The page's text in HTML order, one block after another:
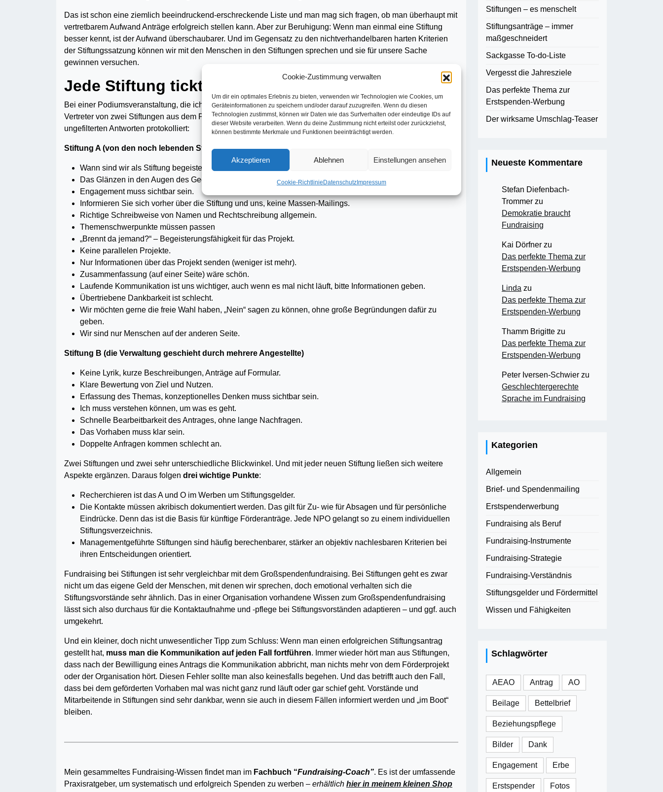
Cookie-Zustimmung verwalten
Um dir ein optimales Erlebnis zu bieten, verwenden wir Technologien wie Cookies, um
Geräteinformationen zu speichern und/oder darauf zuzugreifen. Wenn du diesen
Technologien zustimmst, können wir Daten wie das Surfverhalten oder eindeutige IDs auf
dieser Website verarbeiten. Wenn du deine Zustimmung nicht erteilst oder zurückziehst,
können bestimmte Merkmale und Funktionen beeinträchtigt werden.
Akzeptieren Ablehnen Einstellungen ansehen
Cookie-Richtlinie DatenschutzImpressum
Das ist schon eine ziemlich beeindruckend-erschreckende Liste und man mag sich fragen, ob man überhaupt mit
vertretbarem Aufwand Anträge erfolgreich stellen kann. Aber zur Beruhigung: Wenn man einmal eine Stiftung
besser kennt, ist der Aufwand überschaubarer. Und im Gegensatz zu den nichtverhandelbaren harten Kriterien
der Stiftungssatzung können wir mit den Menschen in den Stiftungen sprechen und sie für unsere Sache
gewinnen versuchen.
Jede Stiftung tickt eigenständig
Bei einer Podiumsveranstaltung, die ich einmal für Leitungskräfte meines Arbeitgebers mit gestaltete, wurden
Vertreter von zwei Stiftungen aus dem Publikum gefragt, was ihre Förderentscheidung beeinflusst. Hier sind die
ungefilterten Antworten protokolliert:
Stiftung A (von den noch lebenden Stiftern geführt)
Wann sind wir als Stiftung begeistert?
Das Glänzen in den Augen des Gegenübers muss zu sehen und spürbar sein.
Engagement muss sichtbar sein.
Informieren Sie sich vorher über die Stiftung und uns, keine Massen-Mailings.
Richtige Schreibweise von Namen und Rechtschreibung allgemein.
Themenschwerpunkte müssen passen
„Brennt da jemand?“ – Begeisterungsfähigkeit für das Projekt.
Keine parallelen Projekte.
Nur Informationen über das Projekt senden (weniger ist mehr).
Zusammenfassung (auf einer Seite) wäre schön.
Laufende Kommunikation ist uns wichtiger, auch wenn es mal nicht läuft, bitte Informationen geben.
Übertriebene Dankbarkeit ist schlecht.
Wir möchten gerne die freie Wahl haben, „Nein“ sagen zu können, ohne große Begründungen dafür zu
geben.
Wir sind nur Menschen auf der anderen Seite.
Stiftung B (die Verwaltung geschieht durch mehrere Angestellte)
Keine Lyrik, kurze Beschreibungen, Anträge auf Formular.
Klare Bewertung von Ziel und Nutzen.
Erfassung des Themas, konzeptionelles Denken muss sichtbar sein.
Ich muss verstehen können, um was es geht.
Schnelle Bearbeitbarkeit des Antrages, ohne lange Nachfragen.
Das Vorhaben muss klar sein.
Doppelte Anfragen kommen schlecht an.
Zwei Stiftungen und zwei sehr unterschiedliche Blickwinkel. Und mit jeder neuen Stiftung ließen sich weitere
Aspekte ergänzen. Daraus folgen drei wichtige Punkte:
Recherchieren ist das A und O im Werben um Stiftungsgelder.
Die Kontakte müssen akribisch dokumentiert werden. Das gilt für Zu- wie für Absagen und für persönliche
Eindrücke. Denn das ist die Basis für künftige Förderanträge. Jede NPO gelangt so zu einem individuellen
Stiftungsverzeichnis.
Managementgeführte Stiftungen sind häufig berechenbarer, stärker an objektiv nachlesbaren Kriterien bei
ihren Entscheidungen orientiert.
Fundraising bei Stiftungen ist sehr vergleichbar mit dem Großspendenfundraising. Bei Stiftungen geht es zwar
nicht um das eigene Geld der Menschen, mit denen wir sprechen, doch emotional verhalten sich die
Stiftungsvorstände sehr ähnlich. Das in einer Organisation vorhandene Wissen zum Großspendenfundraising
lässt sich also durchaus für die Kontaktaufnahme und -pflege bei Stiftungsvorständen adaptieren – und ggf. auch
umgekehrt.
Und ein kleiner, doch nicht unwesentlicher Tipp zum Schluss: Wenn man einen erfolgreichen Stiftungsantrag
gestellt hat, muss man die Kommunikation auf jeden Fall fortführen. Immer wieder hört man aus Stiftungen,
dass nach der Bewilligung eines Antrags die Kommunikation abbricht, man nichts mehr von dem Förderprojekt
oder der Organisation hört. Diesen Fehler sollte man also keinesfalls begehen. Und das betrifft auch den Fall,
dass bei dem geförderten Vorhaben mal was nicht ganz rund läuft oder gar schief geht. Vorstände und
Mitarbeitende in Stiftungen sind sehr dankbar, wenn sie auch in diesem Fällen informiert werden und „im Boot“
bleiben.
Mein gesammeltes Fundraising-Wissen findet man im Fachbuch “Fundraising-Coach”. Es ist der umfassende
Praxisratgeber, um systematisch und erfolgreich Spenden zu werben – erhältlich hier in meinem kleinen Shop
Stiftungen – es menschelt
Stiftungsanträge – immer
maßgeschneidert
Sackgasse To-do-Liste
Vergesst die Jahresziele
Das perfekte Thema zur
Erstspenden-Werbung
Der wirksame Umschlag-Teaser
Neueste Kommentare
Stefan Diefenbach-
Trommer zu
Demokratie braucht
Fundraising
Kai Dörfner zu
Das perfekte Thema zur
Erstspenden-Werbung
Linda zu
Das perfekte Thema zur
Erstspenden-Werbung
Thamm Brigitte zu
Das perfekte Thema zur
Erstspenden-Werbung
Peter Iversen-Schwier zu
Geschlechtergerechte
Sprache im Fundraising
Kategorien
Allgemein
Brief- und Spendenmailing
Erstspenderwerbung
Fundraising als Beruf
Fundraising-Instrumente
Fundraising-Strategie
Fundraising-Verständnis
Stiftungsgelder und Fördermittel
Wissen und Fähigkeiten
Schlagwörter
AEAO Antrag AO
Beilage Bettelbrief
Beziehungspflege
Bilder Dank
Engagement Erbe
Erstspender Fotos